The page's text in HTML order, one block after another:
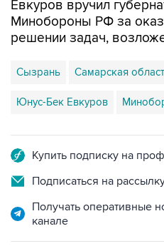
Евкуров вручил
Минобороны РФ за
решении задач,
Сызрань Самарская
Юнус-Бек Евкуров
Купить подписку на
Подписаться на
Получать оперативные
канале